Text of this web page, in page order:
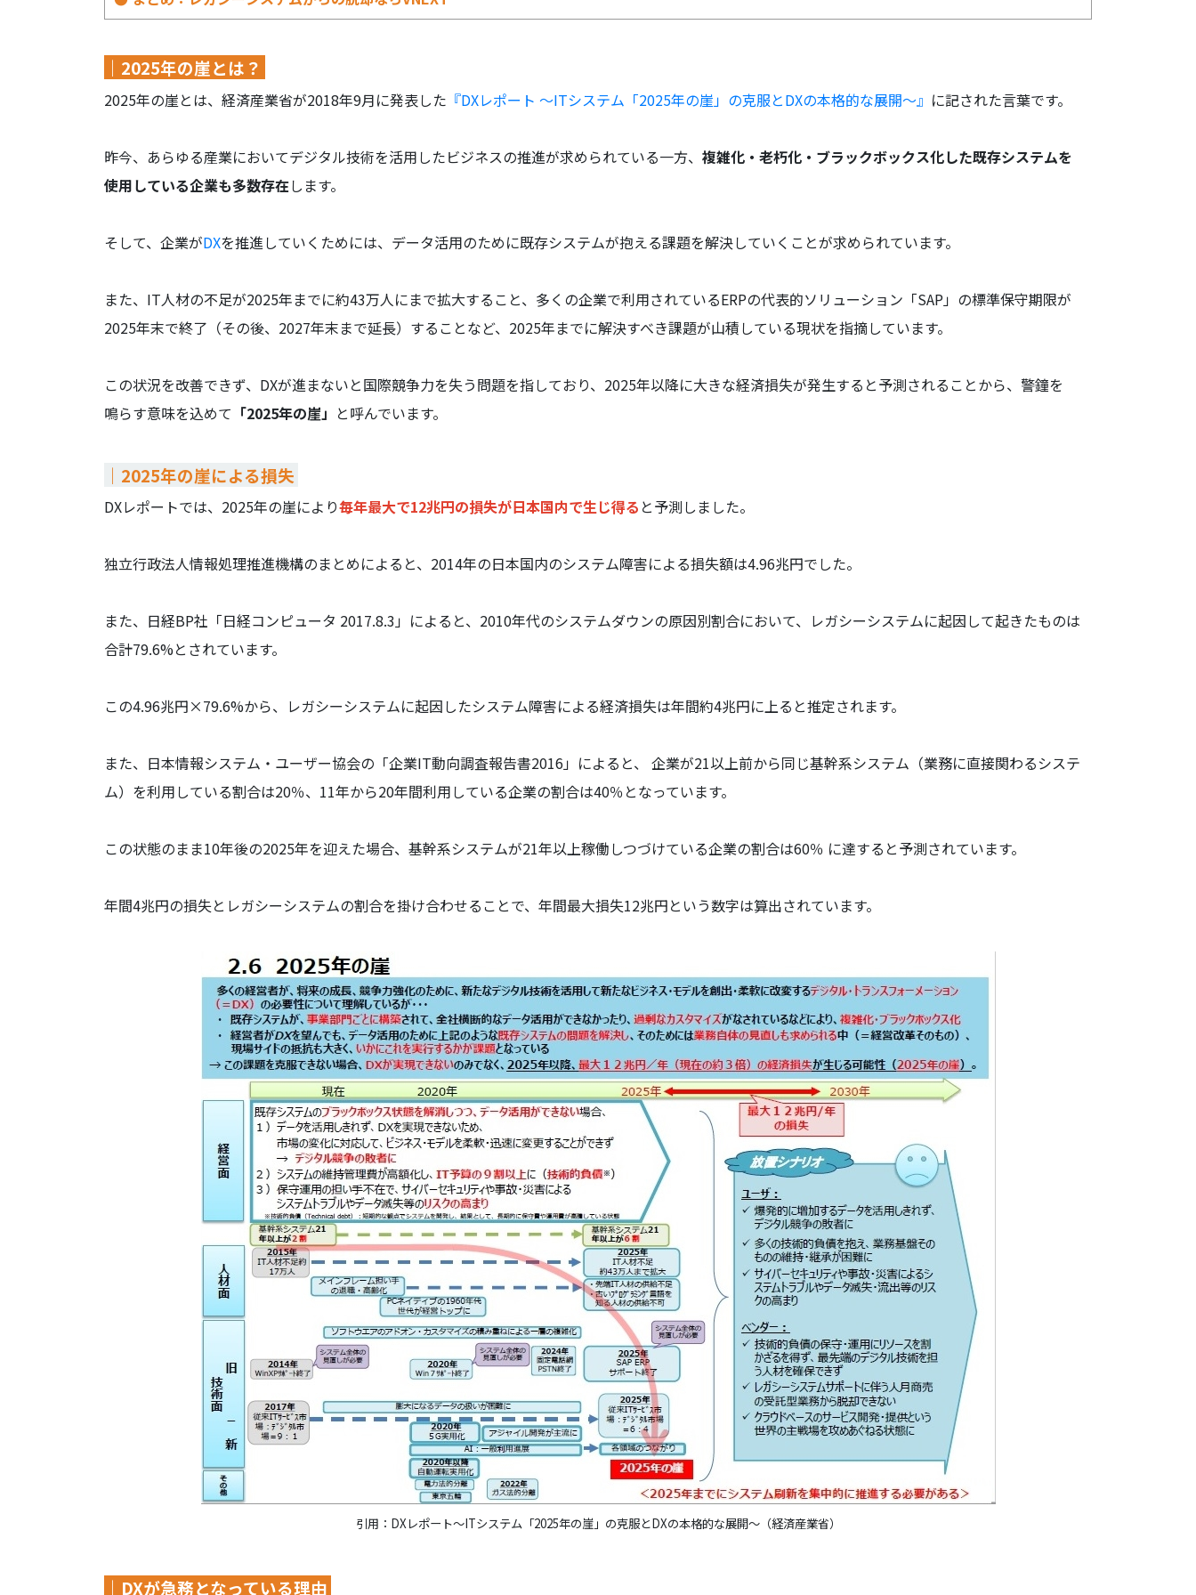
｜2025年の崖とは？
2025年の崖とは、経済産業省が2018年9月に発表した 『DXレポート ～ITシステム「2025年の崖」の克服とDXの本格的な展開～』 に記された言葉です。
昨今、あらゆる産業においてデジタル技術を活用したビジネスの推進が求められている一方、 複雑化・老朽化・ブラックボックス化した既存システムを
使用している企業も多数存在します。
そして、企業がDXを推進していくためには、データ活用のために既存システムが抱える課題を解決していくことが求められています。
また、IT人材の不足が2025年までに約43万人にまで拡大すること、多くの企業で利用されているERPの代表的ソリューション「SAP」の標準保守期限が
2025年末で終了（その後、2027年末まで延長）することなど、2025年までに解決すべき課題が山積している現状を指摘しています。
この状況を改善できず、DXが進まないと国際競争力を失う問題を指しており、2025年以降に大きな経済損失が発生すると予測されることから、警鐘を
鳴らす意味を込めて 「2025年の崖」 と呼んでいます。
｜2025年の崖による損失
DXレポートでは、2025年の崖により毎年最大で12兆円の損失が日本国内で生じ得る と予測しました。
独立行政法人情報処理推進機構のまとめによると、2014年の日本国内のシステム障害による損失額は4.96兆円でした。
また、日経BP社「日経コンピュータ 2017.8.3」によると、2010年代のシステムダウンの原因別割合において、レガシーシステムに起因して起きたものは
合計79.6%とされています。
この4.96兆円×79.6%から、レガシーシステムに起因したシステム障害による経済損失は年間約4兆円に上ると推定されます。
また、日本情報システム・ユーザー協会の「企業IT動向調査報告書2016」によると、 企業が21以上前から同じ基幹系システム（業務に直接関わるシステ
ム）を利用している割合は20％、11年から20年間利用している企業の割合は40％となっています。
この状態のまま10年後の2025年を迎えた場合、基幹系システムが21年以上稼働しつづけている企業の割合は60％ に達すると予測されています。
年間4兆円の損失とレガシーシステムの割合を掛け合わせることで、年間最大損失12兆円という数字は算出されています。
引用：DXレポート～ITシステム「2025年の崖」の克服とDXの本格的な展開～（経済産業省）
｜DXが急務となっている理由